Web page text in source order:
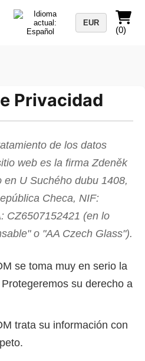
EUR
(0)
Privacidad
de los datos
web es la firma Zdeněk
en U Suchého dubu 1408,
Checa, NIF:
CZ6507152421 (en lo
o "AA Czech Glass").
se toma muy en serio la
su derecho a
trata su información con